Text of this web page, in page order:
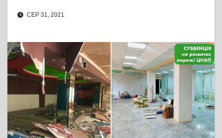
СЕР 31, 2021